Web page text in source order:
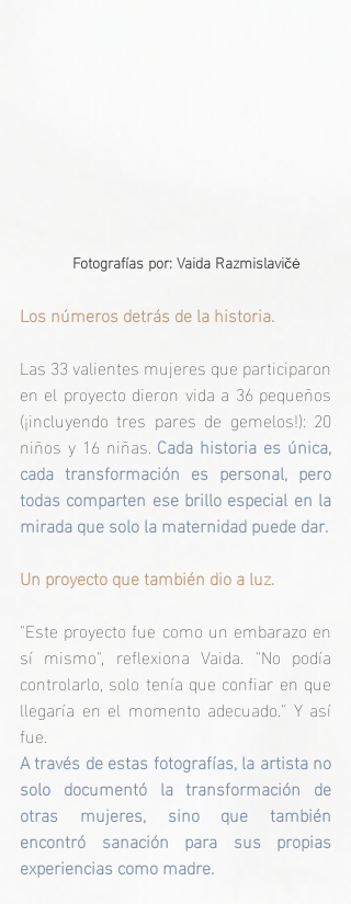
     Fotografías por: Vaida Razmislavi
čė
Los números detrás de la historia.
Las 33 valientes mujeres que participaron
en el proyecto dieron vida a 36 pequeños
(¡incluyendo tres pares de gemelos!): 20
niños y 16 niñas. Cada historia es única,
cada transformación es personal, pero
todas comparten ese brillo especial en la
mirada que solo la maternidad puede dar.
Un proyecto que también dio a luz.
"Este proyecto fue como un embarazo en
sí mismo", reflexiona Vaida. "No podía
controlarlo, solo tenía que confiar en que
llegaría en el momento adecuado." Y así
fue.
A través de estas fotografías, la artista no
solo documentó la transformación de
otras mujeres, sino que también
encontró sanación para sus propias
experiencias como madre.